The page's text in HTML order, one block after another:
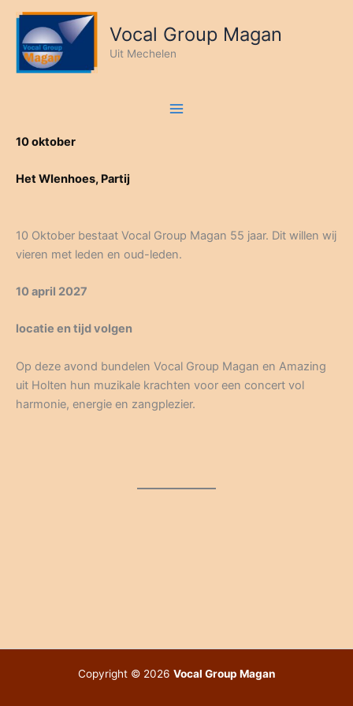
inhoud
Vocal Group Magan
Uit Mechelen
10 oktober
Het WIenhoes, Partij
10 Oktober bestaat Vocal Group Magan 55 jaar. Dit willen wij
vieren met leden en oud-leden.
10 april 2027
locatie en tijd volgen
Op deze avond bundelen Vocal Group Magan en Amazing
uit Holten hun muzikale krachten voor een concert vol
harmonie, energie en zangplezier.
Copyright © 2026 Vocal Group Magan